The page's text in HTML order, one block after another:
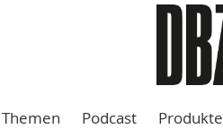
Themen Podcast Produkte